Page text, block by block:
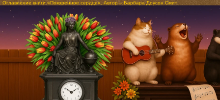
Оглавление книги «Покоренное сердце». Автор – Барбара Доусон Смит